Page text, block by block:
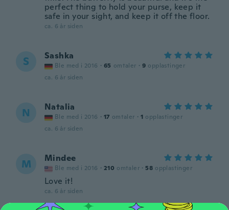
perfect thing to hold your purse, keep it
safe in your sight, and keep it off the floor.
ca. 6 år siden
S Sashka
Ble med i 2016 · 65 omtaler · 9 opplastinger
ca. 6 år siden
N Natalia
Ble med i 2016 · 17 omtaler · 1 opplastinger
ca. 6 år siden
M Mindee
Ble med i 2016 · 210 omtaler · 58 opplastinger
Love it!
ca. 6 år siden